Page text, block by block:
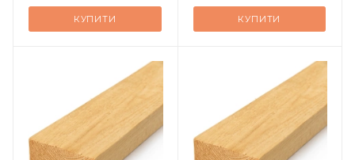
КУПИТИ КУПИТИ